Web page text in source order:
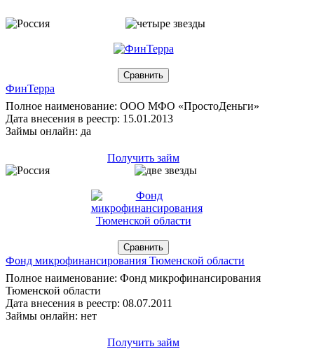
ФинТерра
Полное наименование: ООО МФО «ПростоДеньги»
Дата внесения в реестр: 15.01.2013
Займы онлайн: да
Получить займ
Фонд микрофинансирования Тюменской области
Полное наименование: Фонд микрофинансирования
Тюменской области
Дата внесения в реестр: 08.07.2011
Займы онлайн: нет
Получить займ